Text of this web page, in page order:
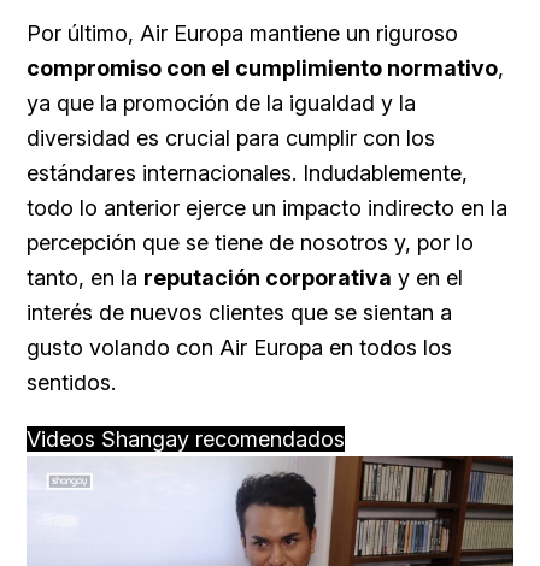
Por último, Air Europa mantiene un riguroso
compromiso con el cumplimiento normativo,
ya que la promoción de la igualdad y la
diversidad es crucial para cumplir con los
estándares internacionales. Indudablemente,
todo lo anterior ejerce un impacto indirecto en la
percepción que se tiene de nosotros y, por lo
tanto, en la reputación corporativa y en el
interés de nuevos clientes que se sientan a
gusto volando con Air Europa en todos los
sentidos.
Videos Shangay recomendados